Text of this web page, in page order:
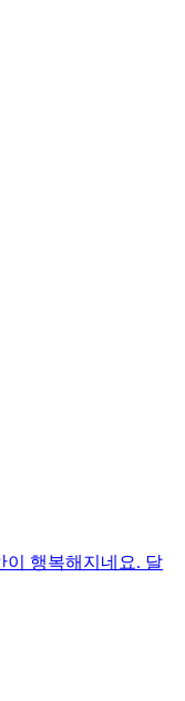
이 행복해지네요. 달